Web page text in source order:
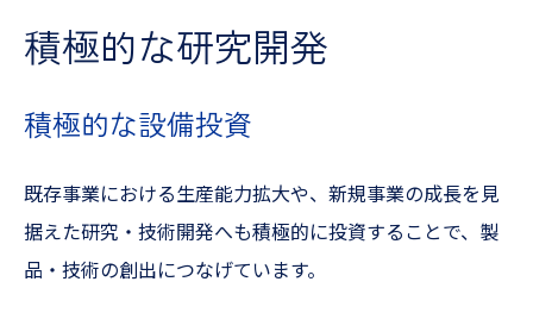
積極的な研究開発
積極的な設備投資
既存事業における生産能力拡大や、新規事業の成長を見
据えた研究・技術開発へも積極的に投資することで、製
品・技術の創出につなげています。